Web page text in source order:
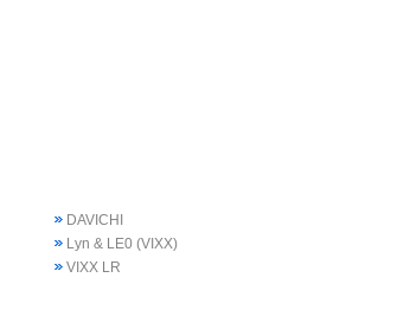
DAVICHI
Lyn & LE0 (VIXX)
VIXX LR